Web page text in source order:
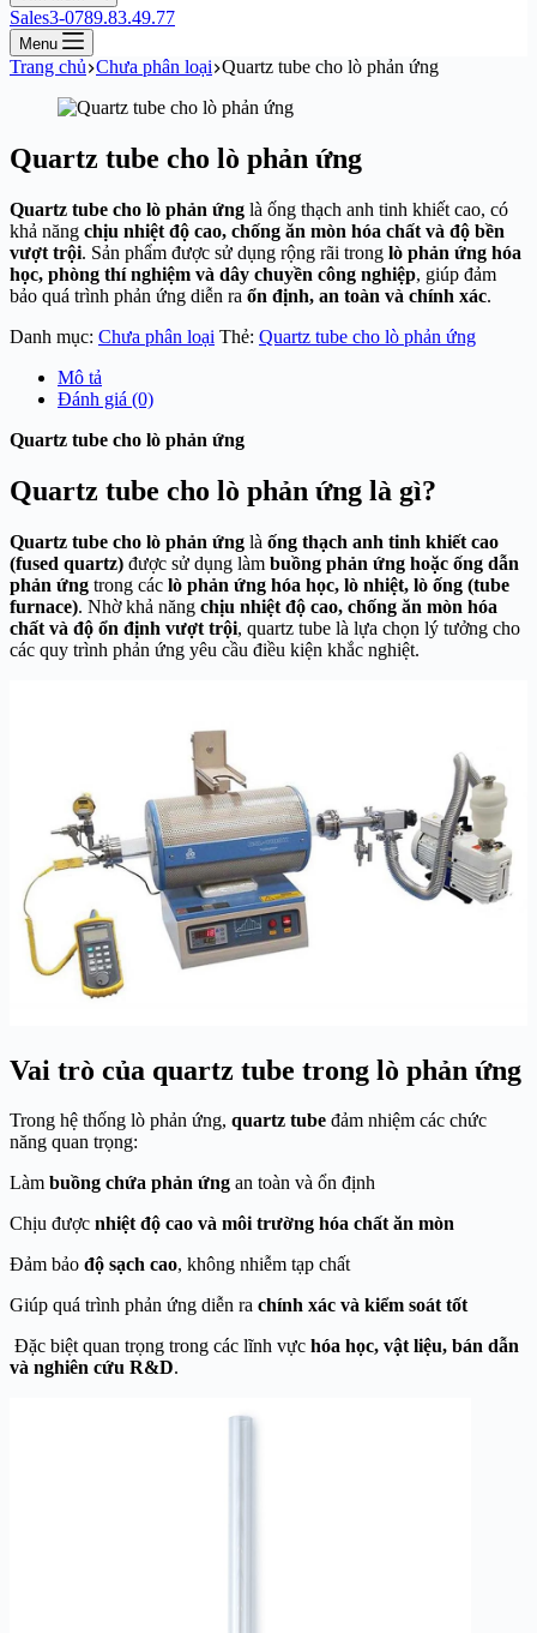
Sales3-0789.83.49.77
Menu
Trang chủ Chưa phân loại Quartz tube cho lò phản ứng
Quartz tube cho lò phản ứng
Quartz tube cho lò phản ứng là ống thạch anh tinh khiết cao, có
khả năng chịu nhiệt độ cao, chống ăn mòn hóa chất và độ bền
vượt trội. Sản phẩm được sử dụng rộng rãi trong lò phản ứng hóa
học, phòng thí nghiệm và dây chuyền công nghiệp, giúp đảm
bảo quá trình phản ứng diễn ra ổn định, an toàn và chính xác.
Danh mục: Chưa phân loại Thẻ: Quartz tube cho lò phản ứng
Mô tả
Đánh giá (0)
Quartz tube cho lò phản ứng
Quartz tube cho lò phản ứng là gì?
Quartz tube cho lò phản ứng là ống thạch anh tinh khiết cao
(fused quartz) được sử dụng làm buồng phản ứng hoặc ống dẫn
phản ứng trong các lò phản ứng hóa học, lò nhiệt, lò ống (tube
furnace). Nhờ khả năng chịu nhiệt độ cao, chống ăn mòn hóa
chất và độ ổn định vượt trội, quartz tube là lựa chọn lý tưởng cho
các quy trình phản ứng yêu cầu điều kiện khắc nghiệt.
Vai trò của quartz tube trong lò phản ứng
Trong hệ thống lò phản ứng, quartz tube đảm nhiệm các chức
năng quan trọng:
Làm buồng chứa phản ứng an toàn và ổn định
Chịu được nhiệt độ cao và môi trường hóa chất ăn mòn
Đảm bảo độ sạch cao, không nhiễm tạp chất
Giúp quá trình phản ứng diễn ra chính xác và kiểm soát tốt
Đặc biệt quan trọng trong các lĩnh vực hóa học, vật liệu, bán dẫn
và nghiên cứu R&D.